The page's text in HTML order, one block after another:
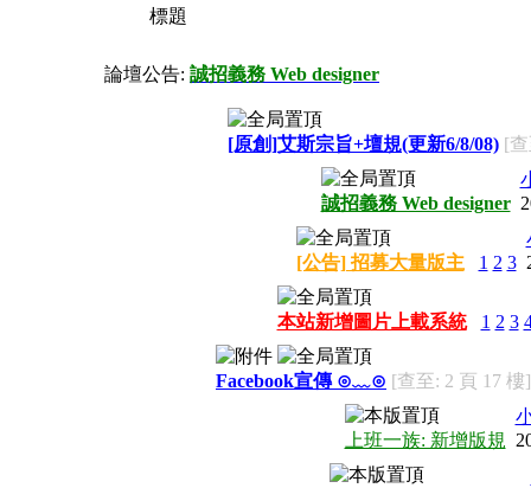
標題
論壇公告: 誠招義務 Web designer
[原創]艾斯宗旨+壇規(更新6/8/08) [
誠招義務 Web designer
[公告] 招募大量版主 1 2 3
本站新增圖片上載系統 1 2 3
Facebook宣傳 ⊙﹏⊙ [查至: 2 頁 17 樓]
上班一族: 新增版規